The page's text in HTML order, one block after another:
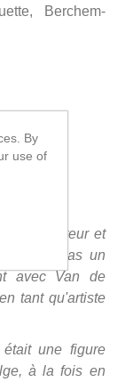
Berchem-
de l'auteur et
n'est pas un
avec Van de
tant qu'artiste
une figure
à la fois en
By
use of